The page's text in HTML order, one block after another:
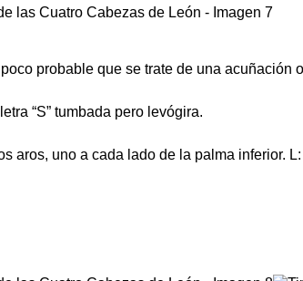
probable que se trate de una acuñación
“S” tumbada pero levógira.
aros, uno a cada lado de la palma inferior. L: